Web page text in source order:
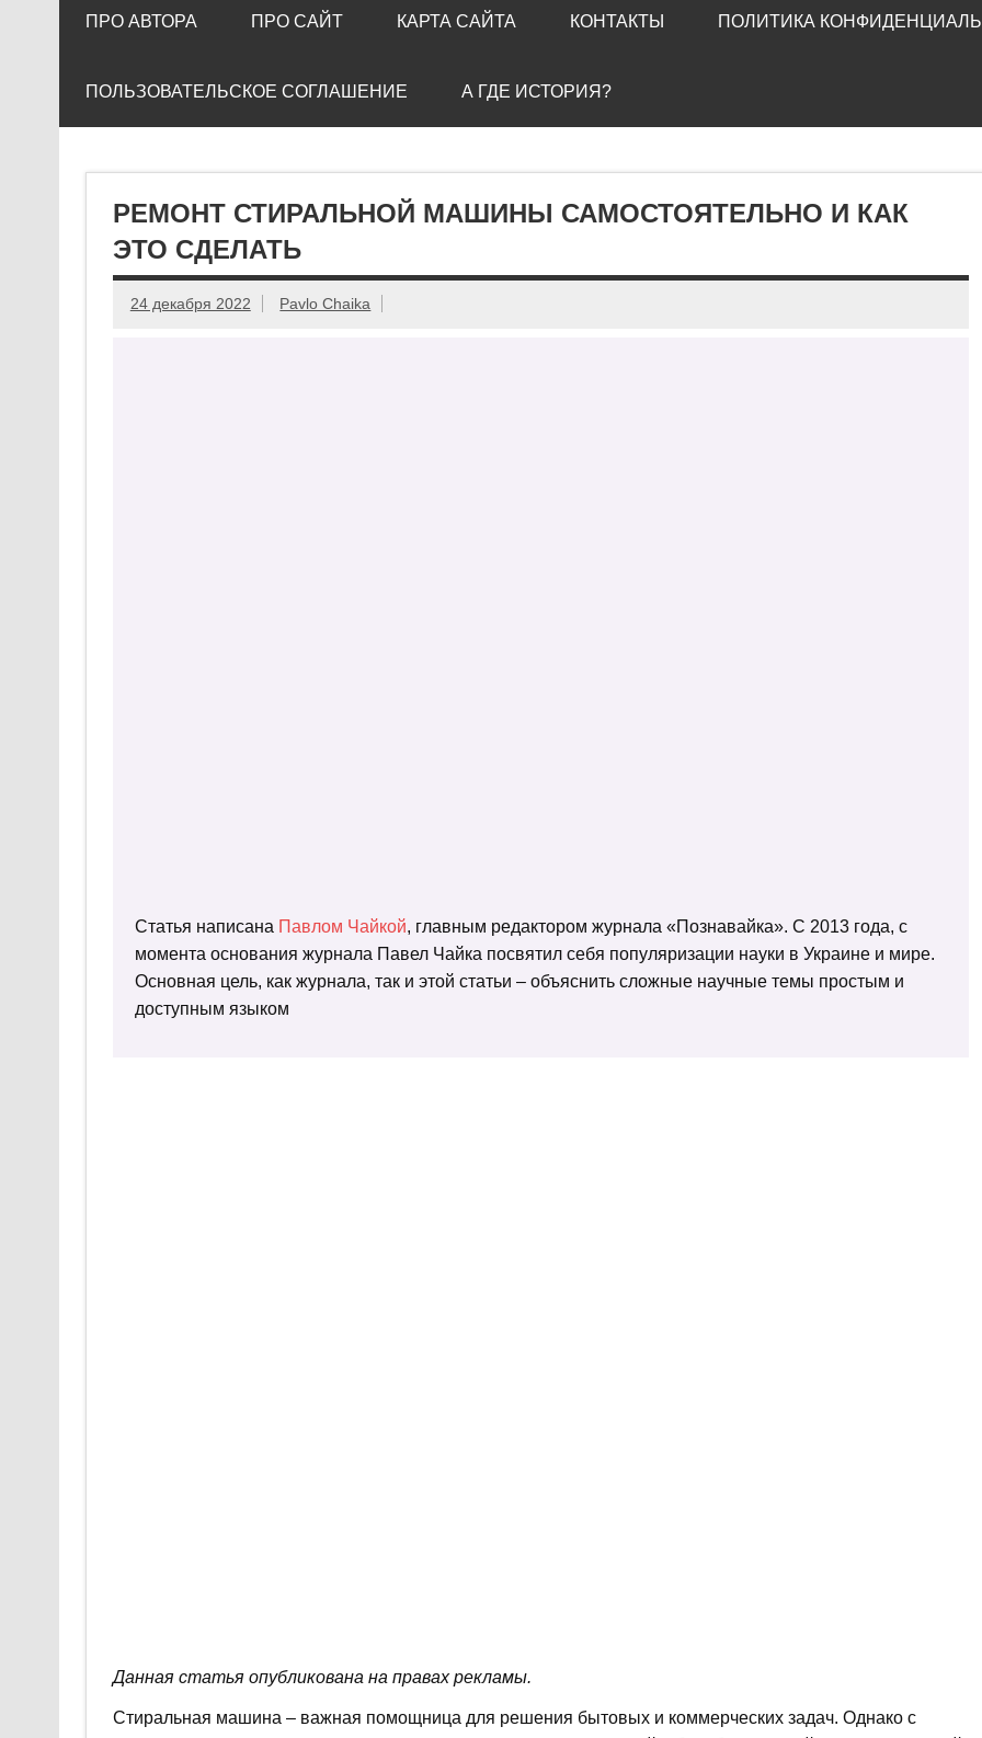
ПРО АВТОРА ПРО САЙТ КАРТА САЙТА КОНТАКТЫ ПОЛИТИКА
ПОЛЬЗОВАТЕЛЬСКОЕ СОГЛАШЕНИЕ А ГДЕ ИСТОРИЯ?
РЕМОНТ СТИРАЛЬНОЙ МАШИНЫ САМОСТОЯТЕЛЬНО И КАК
ЭТО СДЕЛАТЬ
24 декабря 2022 Pavlo Chaika
Статья написана Павлом Чайкой, главным редактором журнала «Познавайка». С 2013 года, с
момента основания журнала Павел Чайка посвятил себя популяризации науки в Украине и мире.
Основная цель, как журнала, так и этой статьи – объяснить сложные научные темы простым и
доступным языком
Данная статья опубликована на правах рекламы.
Стиральная машина – важная помощница для решения бытовых и коммерческих задач. Однако с